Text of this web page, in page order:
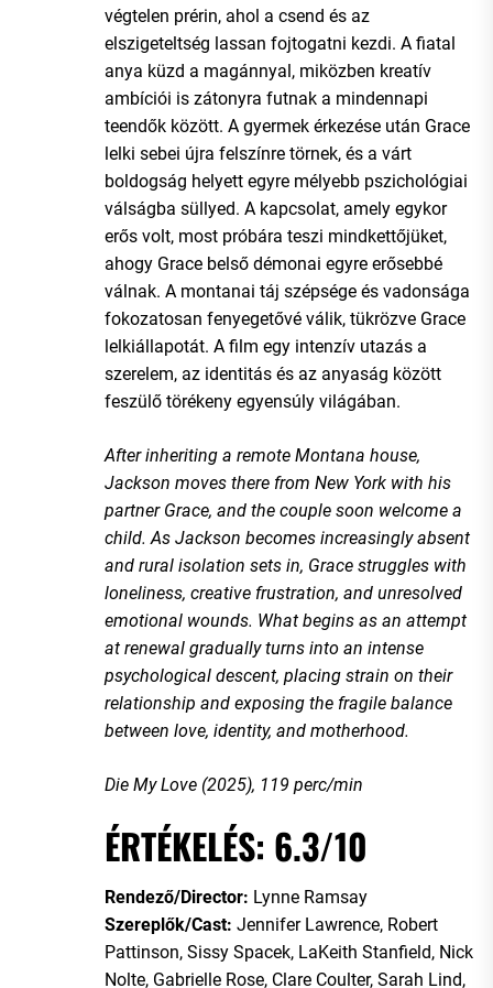
végtelen prérin, ahol a csend és az
elszigeteltség lassan fojtogatni kezdi. A fiatal
anya küzd a magánnyal, miközben kreatív
ambíciói is zátonyra futnak a mindennapi
teendők között. A gyermek érkezése után Grace
lelki sebei újra felszínre törnek, és a várt
boldogság helyett egyre mélyebb pszichológiai
válságba süllyed. A kapcsolat, amely egykor
erős volt, most próbára teszi mindkettőjüket,
ahogy Grace belső démonai egyre erősebbé
válnak. A montanai táj szépsége és vadonsága
fokozatosan fenyegetővé válik, tükrözve Grace
lelkiállapotát. A film egy intenzív utazás a
szerelem, az identitás és az anyaság között
feszülő törékeny egyensúly világában.
After inheriting a remote Montana house,
Jackson moves there from New York with his
partner Grace, and the couple soon welcome a
child. As Jackson becomes increasingly absent
and rural isolation sets in, Grace struggles with
loneliness, creative frustration, and unresolved
emotional wounds. What begins as an attempt
at renewal gradually turns into an intense
psychological descent, placing strain on their
relationship and exposing the fragile balance
between love, identity, and motherhood.
Die My Love (2025), 119 perc/min
ÉRTÉKELÉS: 6.3/10
Rendező/Director: Lynne Ramsay
Szereplők/Cast: Jennifer Lawrence, Robert
Pattinson, Sissy Spacek, LaKeith Stanfield, Nick
Nolte, Gabrielle Rose, Clare Coulter, Sarah Lind,